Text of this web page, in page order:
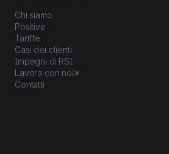
Chi siamo
Positive
Tariffe
Casi dei clienti
Impegni di RSI
Lavora con noi
Contatti